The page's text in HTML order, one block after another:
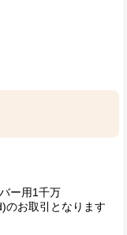
ー用1千万
のお取引となります